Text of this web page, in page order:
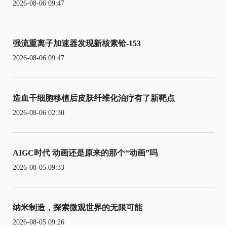
2026-08-06 09:47
强流重离子加速器发现新核素铪-153
2026-08-06 09:47
造血干细胞移植后皮肤纤维化治疗有了新靶点
2026-08-06 02:30
AIGC时代 动画还是原来的那个“动画”吗
2026-08-05 09:33
纳米制造，探索微观世界的无限可能
2026-08-05 09:26